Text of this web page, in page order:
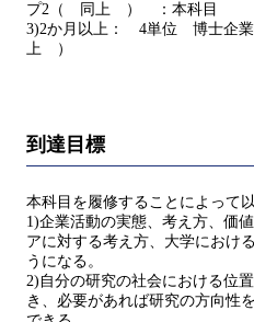
プ2（ 同上 ） ：本科目
3)2か月以上： 4単位 博士企
上 ）
到達目標
本科目を履修することによって
1)企業活動の実態、考え方、価
アに対する考え方、大学におけ
うになる。
2)自分の研究の社会における位
き、必要があれば研究の方向性